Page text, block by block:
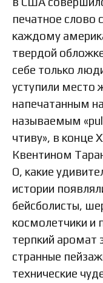
печатное слово
каждому
твердой
себе только
уступили место
напечатанным
называемым
чтиву», в конце
Квентином
О, какие
истории
бейсболисты,
космолетчики и
терпкий аромат
странные
технические